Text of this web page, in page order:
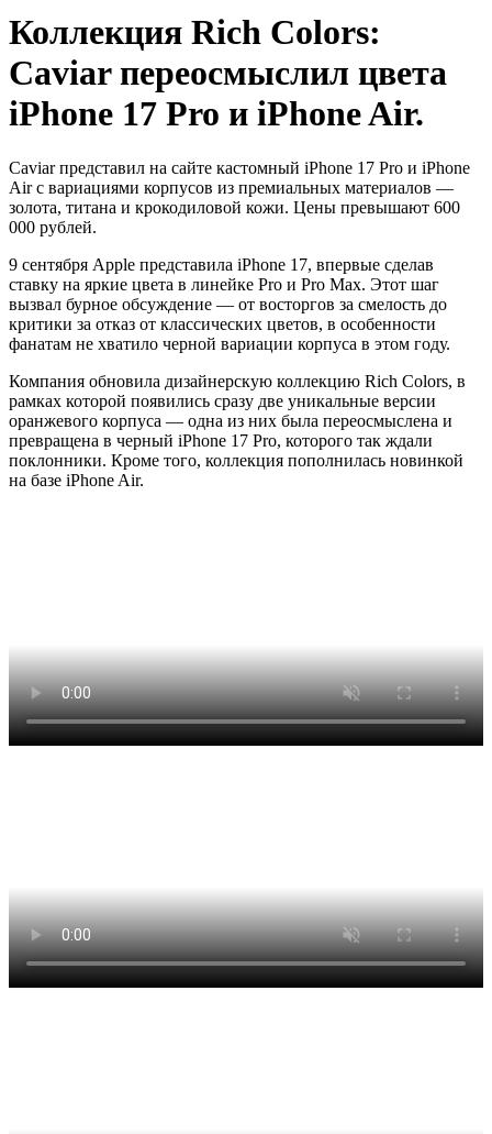
Коллекция Rich Colors:
Caviar переосмыслил цвета
iPhone 17 Pro и iPhone Air.
Caviar представил на сайте кастомный iPhone 17 Pro и iPhone
Air с вариациями корпусов из премиальных материалов —
золота, титана и крокодиловой кожи. Цены превышают 600
000 рублей.
9 сентября Apple представила iPhone 17, впервые сделав
ставку на яркие цвета в линейке Pro и Pro Max. Этот шаг
вызвал бурное обсуждение — от восторгов за смелость до
критики за отказ от классических цветов, в особенности
фанатам не хватило черной вариации корпуса в этом году.
Компания обновила дизайнерскую коллекцию Rich Colors, в
рамках которой появились сразу две уникальные версии
оранжевого корпуса — одна из них была переосмыслена и
превращена в черный iPhone 17 Pro, которого так ждали
поклонники. Кроме того, коллекция пополнилась новинкой
на базе iPhone Air.